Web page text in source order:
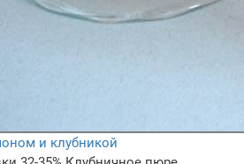
и клубникой